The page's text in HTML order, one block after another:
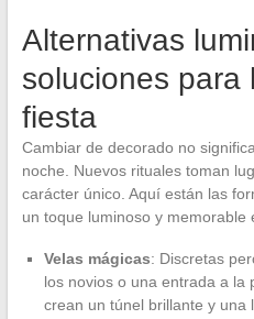
Alternativas
soluciones para
fiesta
Cambiar de decorado no
noche. Nuevos rituales toman
carácter único. Aquí están las
un toque luminoso y memorable
Velas mágicas: Discretas
los novios o una entrada a la
crean un túnel brillante y una